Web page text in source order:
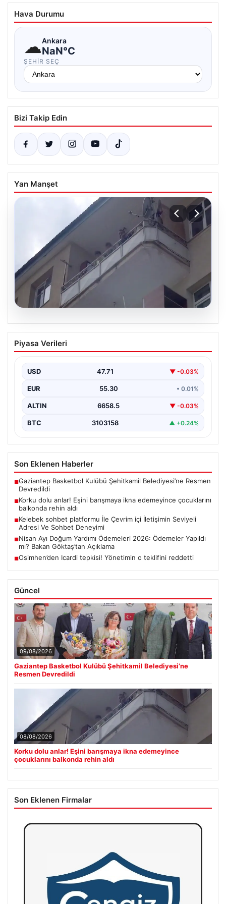
Hava Durumu
☁Ankara
NaN°C
ŞEHIR SEÇ
Bizi Takip Edin
Yan Manşet
08.08.2026
Korku dolu anlar! Eşini barışmaya ikna
edemeyince çocuklarını balkonda rehin
Piyasa Verileri
USD 47.71 ▼ -0.03%
EUR 55.30 • 0.01%
ALTIN 6658.5 ▼ -0.03%
BTC 3103158 ▲ +0.24%
Son Eklenen Haberler
■Gaziantep Basketbol Kulübü Şehitkamil Belediyesi’ne Resmen
Devredildi
■Korku dolu anlar! Eşini barışmaya ikna edemeyince çocuklarını
balkonda rehin aldı
■Kelebek sohbet platformu İle Çevrim içi İletişimin Seviyeli
Adresi Ve Sohbet Deneyimi
■Nisan Ayı Doğum Yardımı Ödemeleri 2026: Ödemeler Yapıldı
mı? Bakan Göktaş’tan Açıklama
■Osimhen’den Icardi tepkisi! Yönetimin o teklifini reddetti
Güncel
09/08/2026
Gaziantep Basketbol Kulübü Şehitkamil Belediyesi’ne
Resmen Devredildi
08/08/2026
Korku dolu anlar! Eşini barışmaya ikna edemeyince
çocuklarını balkonda rehin aldı
Son Eklenen Firmalar